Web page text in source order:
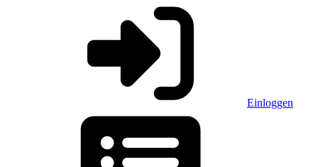
Einloggen